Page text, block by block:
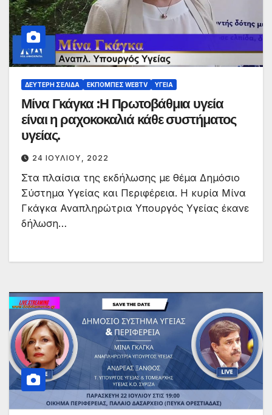
ΔΕΎΤΕΡΗ ΣΕΛΊΔΑ ΕΚΠΟΜΠΈΣ WEBTV ΥΓΕΊΑ
Μίνα Γκάγκα :Η Πρωτοβάθμια υγεία
είναι η ραχοκοκαλιά κάθε συστήματος
υγείας.
24 ΙΟΥΛΊΟΥ, 2022
Στα πλαίσια της εκδήλωσης με θέμα Δημόσιο
Σύστημα Υγείας και Περιφέρεια. Η κυρία Μίνα
Γκάγκα Αναπληρώτρια Υπουργός Υγείας έκανε
δήλωση…